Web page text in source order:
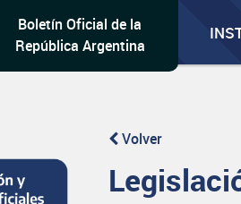
Boletín Oficial de la
República Argentina
Volver